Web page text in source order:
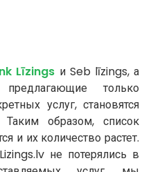
Līzings и Seb līzings, а
только
услуг, становятся
образом, список
и их количество растет.
не потерялись в